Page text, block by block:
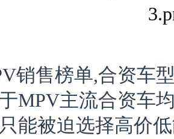
销售榜单,合资车
MPV主流合资车
能被迫选择高价